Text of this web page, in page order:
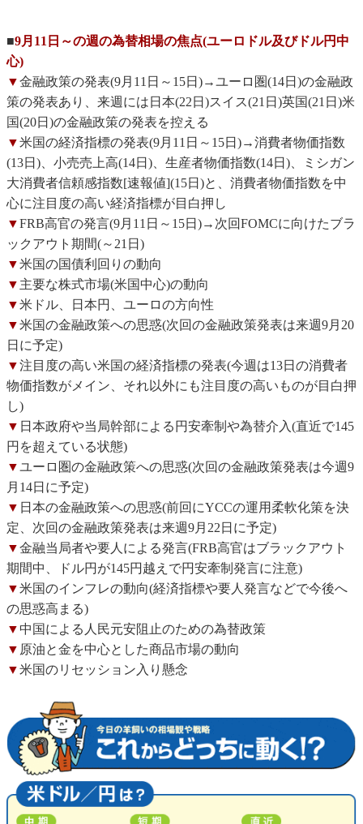
■9月11日～の週の為替相場の焦点(ユーロドル及びドル円中
心)
▼金融政策の発表(9月11日～15日)→ユーロ圏(14日)の金融政
策の発表あり、来週には日本(22日)スイス(21日)英国(21日)米
国(20日)の金融政策の発表を控える
▼米国の経済指標の発表(9月11日～15日)→消費者物価指数
(13日)、小売売上高(14日)、生産者物価指数(14日)、ミシガン
大消費者信頼感指数[速報値](15日)と、消費者物価指数を中
心に注目度の高い経済指標が目白押し
▼FRB高官の発言(9月11日～15日)→次回FOMCに向けたブラ
ックアウト期間(～21日)
▼米国の国債利回りの動向
▼ 主要な株式市場(米国中心)の動向
▼米ドル、日本円、ユーロの方向性
▼米国の金融政策への思惑(次回の金融政策発表は来週9月20
日に予定)
▼注目度の高い米国の経済指標の発表(今週は13日の消費者
物価指数がメイン、それ以外にも注目度の高いものが目白押
し)
▼ 日本政府や当局幹部による円安牽制や為替介入(直近で145
円を超えている状態)
▼ユーロ圏の金融政策への思惑(次回の金融政策発表は今週9
月14日に予定)
▼ 日本の金融政策への思惑(前回にYCCの運用柔軟化策を決
定、次回の金融政策発表は来週9月22日に予定)
▼金融当局者や要人による発言(FRB高官はブラックアウト
期間中、ドル円が145円越えで円安牽制発言に注意)
▼米国のインフレの動向(経済指標や要人発言などで今後へ
の思惑高まる)
▼ 中国による人民元安阻止のための為替政策
▼ 原油と金を中心とした商品市場の動向
▼米国のリセッション入り懸念